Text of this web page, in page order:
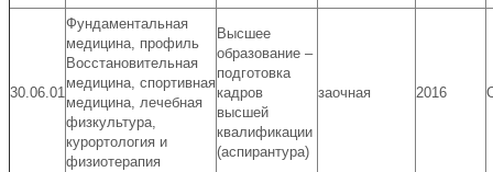
30.06.01
Фундаментальная
медицина, профиль
Восстановительная
медицина, спортивная
медицина, лечебная
физкультура,
курортология и
физиотерапия
Высшее
образование –
подготовка
кадров
высшей
квалификации
(аспирантура)
заочная 2016